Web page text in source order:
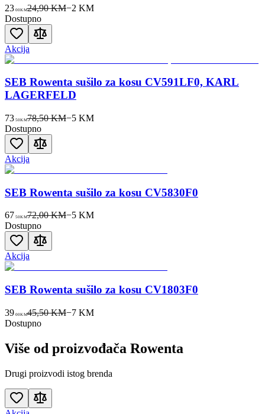
23 00KM24,90 KM−2 KM
Dostupno
Akcija
SEB Rowenta sušilo za kosu CV591LF0, KARL
LAGERFELD
73 50KM78,50 KM−5KM
Dostupno
Akcija
SEB Rowenta sušilo za kosu CV5830F0
67 50KM72,00 KM−5KM
Dostupno
Akcija
SEB Rowenta sušilo za kosu CV1803F0
39 00KM45,50 KM−7KM
Dostupno
Više od proizvođača Rowenta
Drugi proizvodi istog brenda